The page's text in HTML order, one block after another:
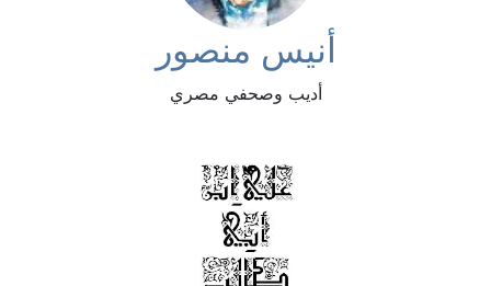
أنيس منصور
أديب وصحفي مصري